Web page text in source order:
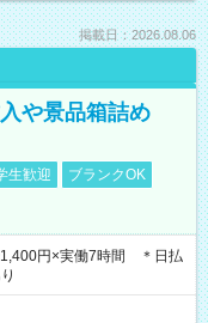
掲載日：2026.08.06
や景品箱詰め
生歓迎
ブランクOK
円×実働7時間 ＊日払